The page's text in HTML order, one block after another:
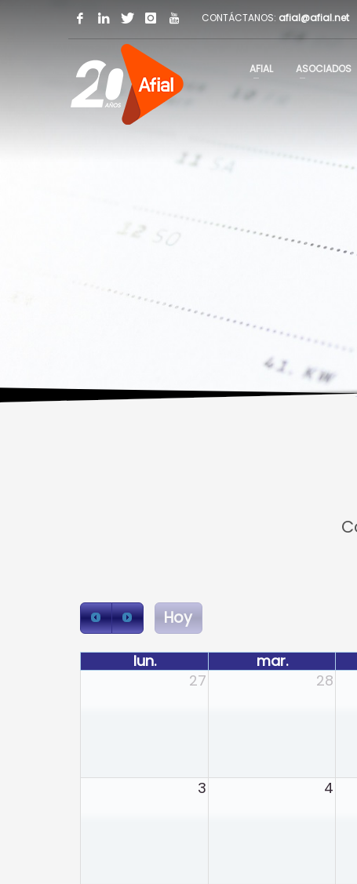
CONTÁCTANOS: afial@afial.net
AFIAL ASOCIADOS
Hoy
lun. mar.
27
28
3 4